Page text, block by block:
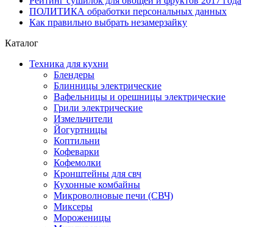
ПОЛИТИКА обработки персональных данных
Как правильно выбрать незамерзайку
Каталог
Техника для кухни
Блендеры
Блинницы электрические
Вафельницы и орешницы электрические
Грили электрические
Измельчители
Йогуртницы
Коптильни
Кофеварки
Кофемолки
Кронштейны для свч
Кухонные комбайны
Микроволновые печи (СВЧ)
Миксеры
Мороженицы